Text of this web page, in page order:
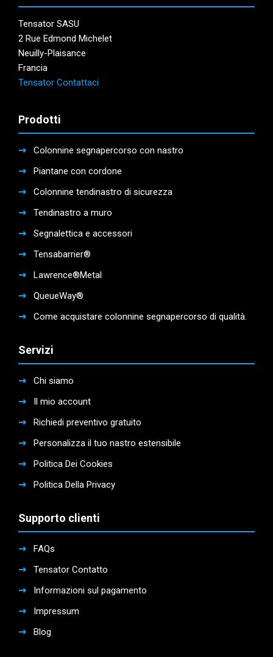
Tensator SASU
2 Rue Edmond Michelet
Neuilly-Plaisance
Francia
Tensator Contattaci
Prodotti
Colonnine segnapercorso con nastro
Piantane con cordone
Colonnine tendinastro di sicurezza
Tendinastro a muro
Segnalettica e accessori
Tensabarrier®
Lawrence®Metal
QueueWay®
Come acquistare colonnine segnapercorso di qualità.
Servizi
Chi siamo
Il mio account
Richiedi preventivo gratuito
Personalizza il tuo nastro estensibile
Politica Dei Cookies
Politica Della Privacy
Supporto clienti
FAQs
Tensator Contatto
Informazioni sul pagamento
Impressum
Blog